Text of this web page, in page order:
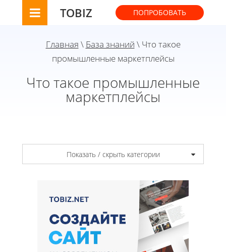
TOBIZ ПОПРОБОВАТЬ
Главная \ База знаний \ Что такое
промышленные маркетплейсы
Что такое промышленные
маркетплейсы
Показать / скрыть категории